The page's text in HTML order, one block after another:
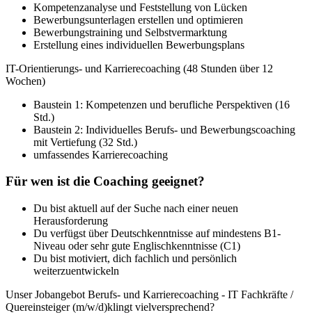
Kompetenzanalyse und Feststellung von Lücken
Bewerbungsunterlagen erstellen und optimieren
Bewerbungstraining und Selbstvermarktung
Erstellung eines individuellen Bewerbungsplans
IT-Orientierungs- und Karrierecoaching (48 Stunden über 12
Wochen)
Baustein 1: Kompetenzen und berufliche Perspektiven (16
Std.)
Baustein 2: Individuelles Berufs- und Bewerbungscoaching
mit Vertiefung (32 Std.)
umfassendes Karrierecoaching
Für wen ist die Coaching geeignet?
Du bist aktuell auf der Suche nach einer neuen
Herausforderung
Du verfügst über Deutschkenntnisse auf mindestens B1-
Niveau oder sehr gute Englischkenntnisse (C1)
Du bist motiviert, dich fachlich und persönlich
weiterzuentwickeln
Unser Jobangebot Berufs- und Karrierecoaching - IT Fachkräfte /
Quereinsteiger (m/w/d)klingt vielversprechend?